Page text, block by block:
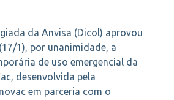
da Anvisa (Dicol) aprovou
1), por unanimidade, a
de uso emergencial da
desenvolvida pela
em parceria com o